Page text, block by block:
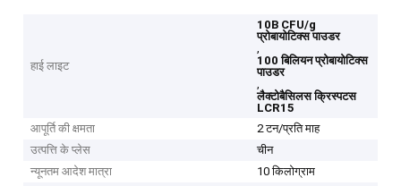
हाई लाइट
10B CFU/g
प्रोबायोटिक्स पाउडर
,
100 बिलियन प्रोबायोटिक्स
पाउडर
,
लैक्टोबैसिलस क्रिस्पटस
LCR15
आपूर्ति की क्षमता
2 टन/प्रति माह
उत्पत्ति के प्लेस
चीन
न्यूनतम आदेश मात्रा
10 किलोग्राम